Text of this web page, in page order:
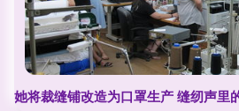
她将裁缝铺改造为口罩生产 缝纫声里